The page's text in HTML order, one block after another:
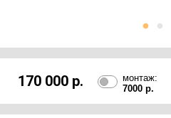
170 000 р.
монтаж:
7000 р.